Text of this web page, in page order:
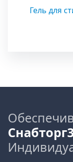
Гель для